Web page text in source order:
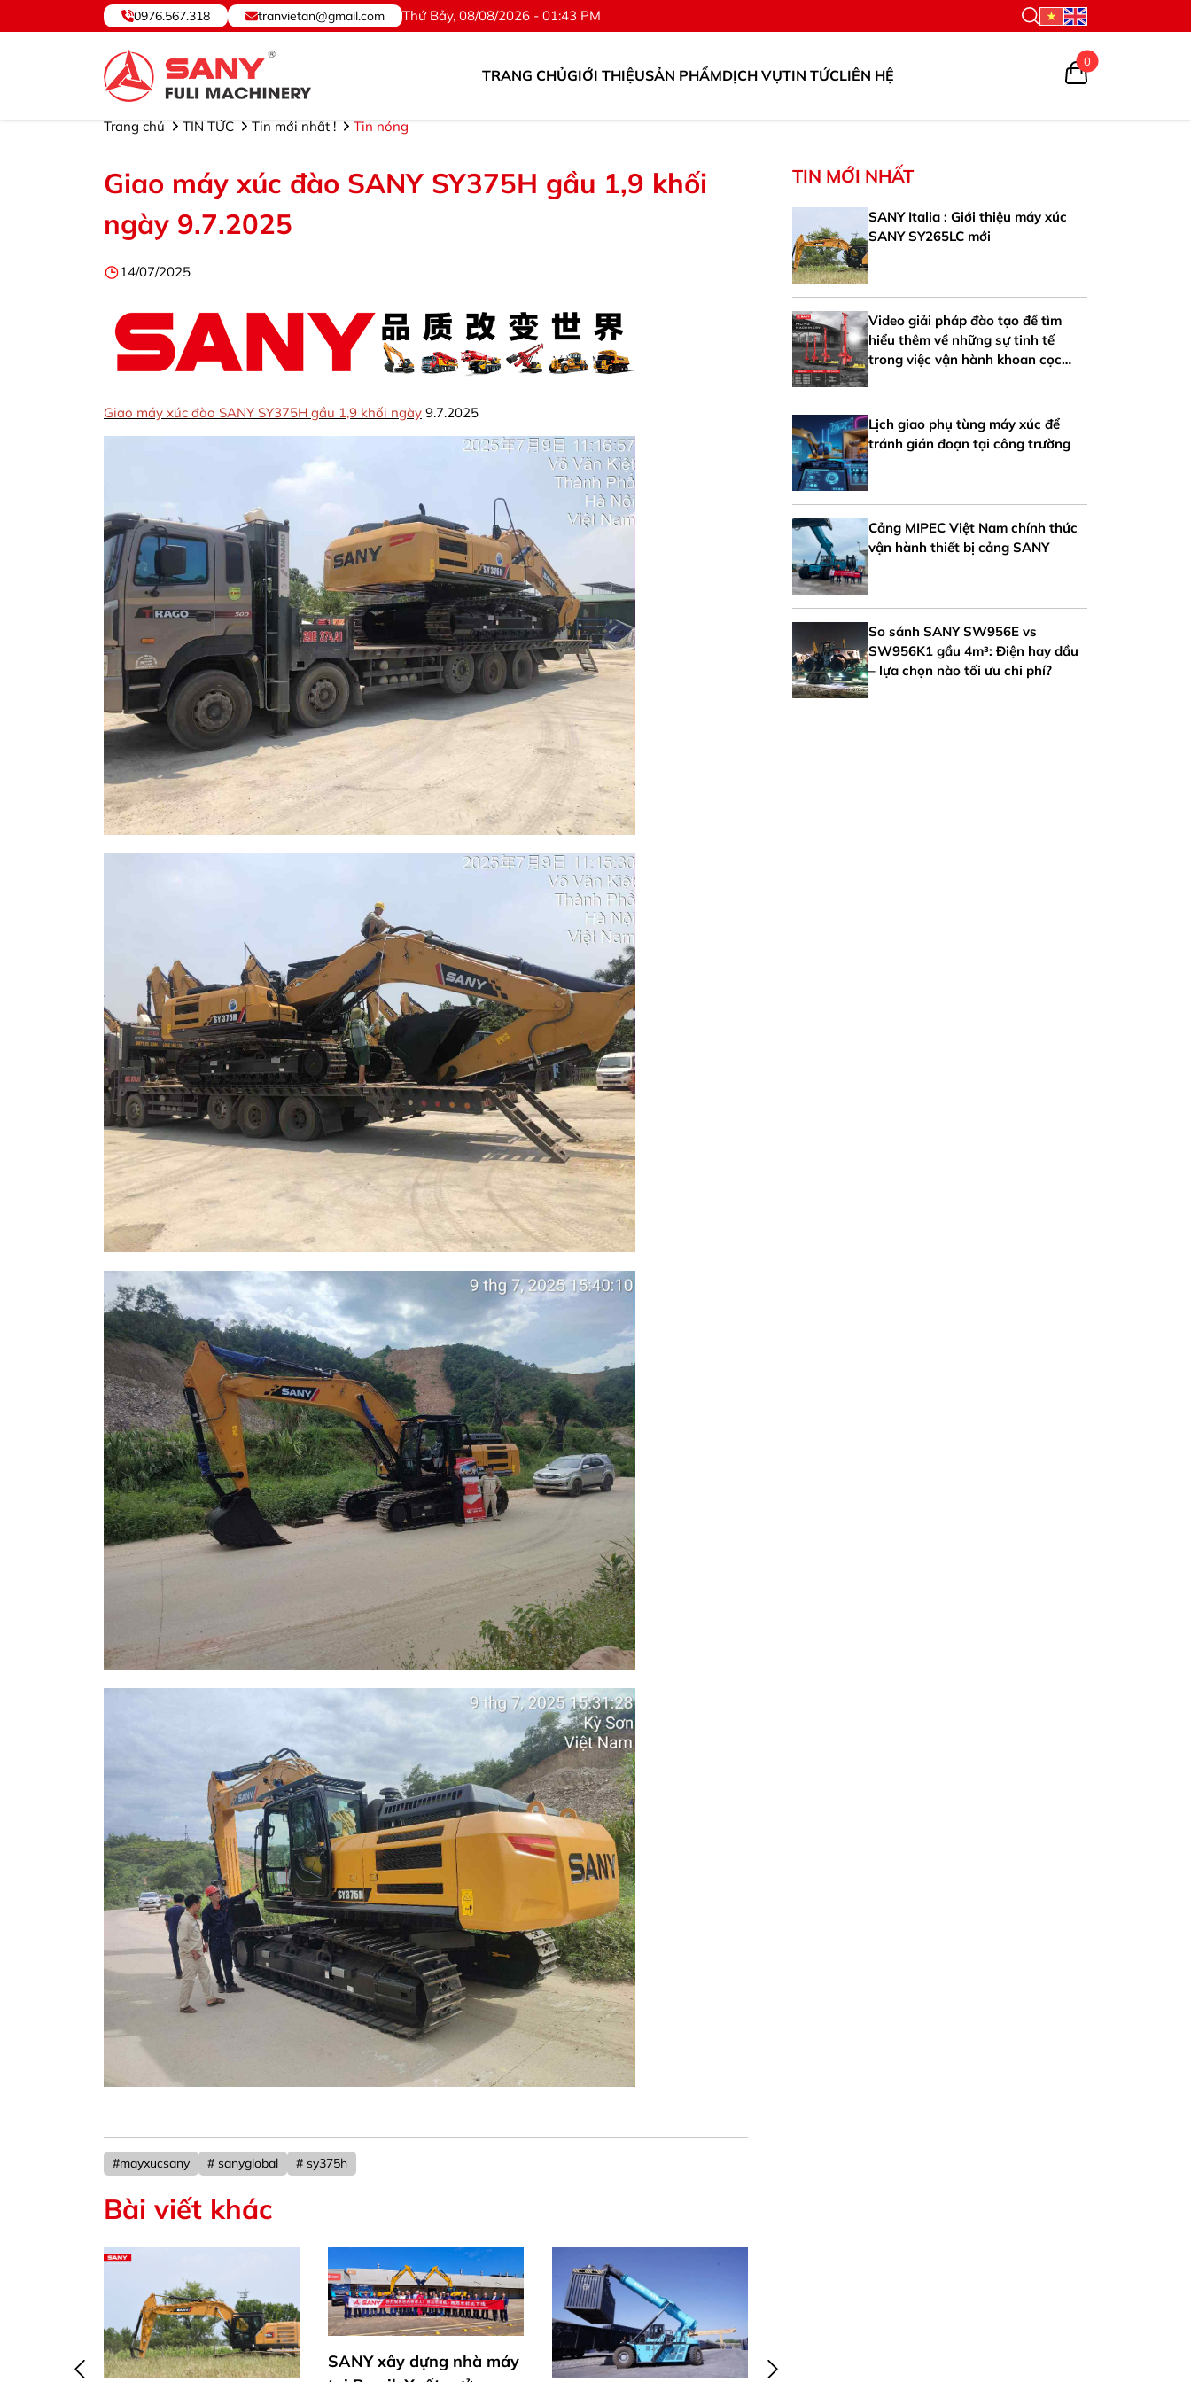
SANY VIỆT NAM ® - Cung cấp, Bảo hành Thiết bị và Phụ tùng. ©Hotline: 0976.567.318
0976.567.318 tranvietan@gmail.com Thứ Bảy, 08/08/2026 - 01:43 PM
TRANG CHỦGIỚI THIỆUSẢN PHẨMDỊCH VỤTIN TỨCLIÊN HỆ
0
Trang chủ TIN TỨC Tin mới nhất ! Tin nóng
Giao máy xúc đào SANY SY375H gầu 1,9 khối
ngày 9.7.2025
14/07/2025
Giao máy xúc đào SANY SY375H gầu 1,9 khối ngày 9.7.2025
#mayxucsany # sanyglobal # sy375h
Bài viết khác
SANY xây dựng nhà máy
TIN MỚI NHẤT
SANY Italia : Giới thiệu máy xúc
SANY SY265LC mới
Video giải pháp đào tạo để tìm
hiểu thêm về những sự tinh tế
trong việc vận hành khoan cọc
Lịch giao phụ tùng máy xúc để
tránh gián đoạn tại công trường
Cảng MIPEC Việt Nam chính thức
vận hành thiết bị cảng SANY
So sánh SANY SW956E vs
SW956K1 gầu 4m³: Điện hay dầu
– lựa chọn nào tối ưu chi phí?